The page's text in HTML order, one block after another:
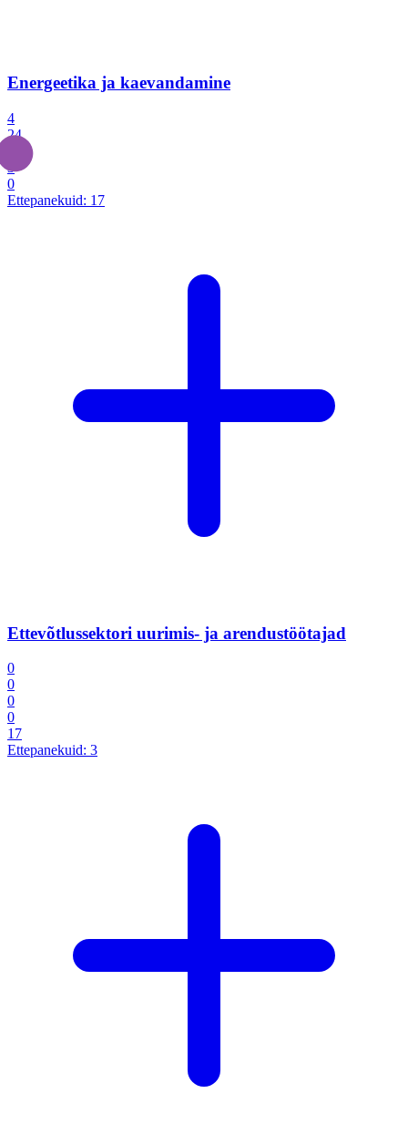
Energeetika ja kaevandamine
4
24
3
0
Ettepanekuid: 17
Ettevõtlussektori uurimis- ja arendustöötajad
0
0
0
0
17
Ettepanekuid: 3